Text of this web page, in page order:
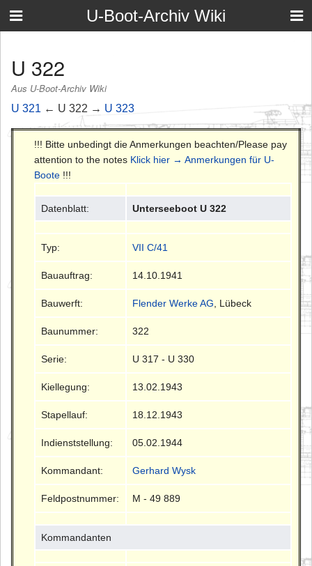
U-Boot-Archiv Wiki
U 322
Aus U-Boot-Archiv Wiki
U 321 ← U 322 → U 323
!!! Bitte unbedingt die Anmerkungen beachten/Please pay
attention to the notes Klick hier → Anmerkungen für U-
Boote !!!
Datenblatt: Unterseeboot U 322
Typ: VII C/41
Bauauftrag: 14.10.1941
Bauwerft: Flender Werke AG , Lübeck
Baunummer: 322
Serie: U 317 - U 330
Kiellegung: 13.02.1943
Stapellauf: 18.12.1943
Indienststellung: 05.02.1944
Kommandant: Gerhard Wysk
Feldpostnummer: M - 49 889
Kommandanten